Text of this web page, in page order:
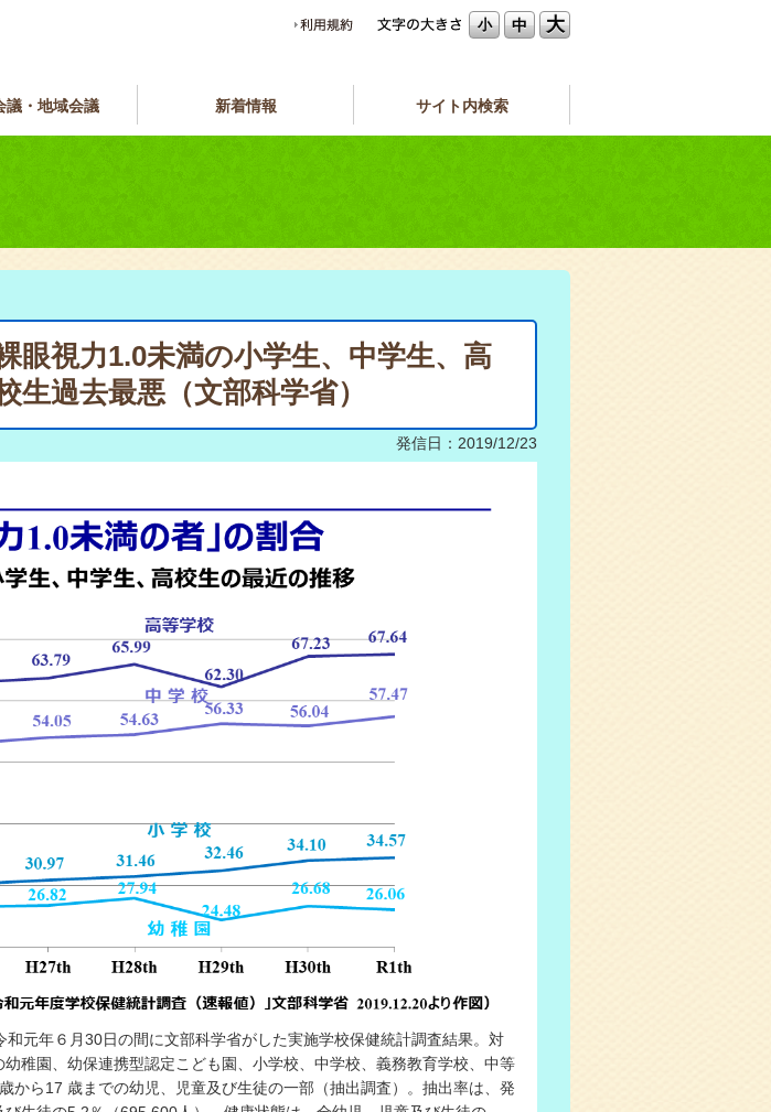
小 中 大
議・地域会議 新着情報 サイト内検索
眼視力1.0未満の小学生、中学生、高
生過去最悪（文部科学省）
発信日：2019/12/23
元年６月30日の間に文部科学省がした実施学校保健統計調査結果。対
稚園、幼保連携型認定こども園、小学校、中学校、義務教育学校、中等
から17 歳までの幼児、児童及び生徒の一部（抽出調査）。抽出率は、発